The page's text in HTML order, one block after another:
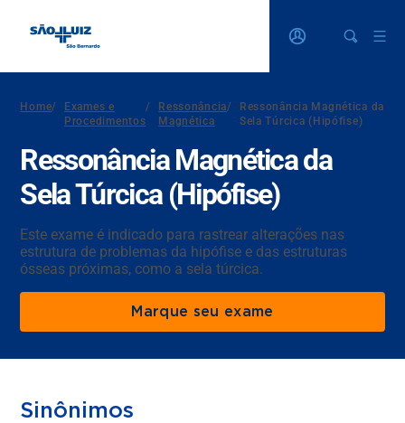
Home/
Exames e
Procedimentos
/
Ressonância
Magnética
/
Ressonância Magnética da
Sela Túrcica (Hipófise)
Ressonância Magnética da
Sela Túrcica (Hipófise)
Este exame é indicado para rastrear alterações nas
estrutura de problemas da hipófise e das estruturas
ósseas próximas, como a sela túrcica.
Marque seu exame
Sinônimos